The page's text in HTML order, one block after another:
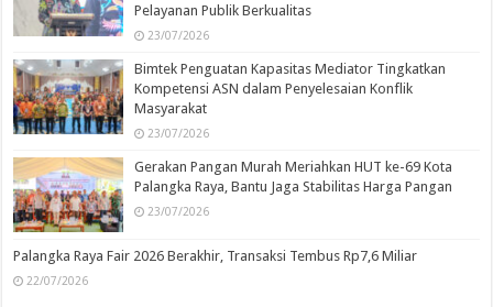
Pelayanan Publik Berkualitas
23/07/2026
Bimtek Penguatan Kapasitas Mediator Tingkatkan
Kompetensi ASN dalam Penyelesaian Konflik
Masyarakat
23/07/2026
Gerakan Pangan Murah Meriahkan HUT ke-69 Kota
Palangka Raya, Bantu Jaga Stabilitas Harga Pangan
23/07/2026
Palangka Raya Fair 2026 Berakhir, Transaksi Tembus Rp7,6 Miliar
22/07/2026